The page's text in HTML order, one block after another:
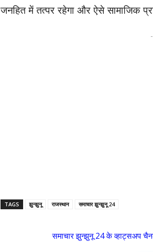
जनहित में तत्पर रहेगा और ऐसे सामाजिक
TAGS झुन्झुनू राजस्थान समाचार झुन्झुनू 24
समाचार झुन्झुनू 24 के व्हाट्सअप